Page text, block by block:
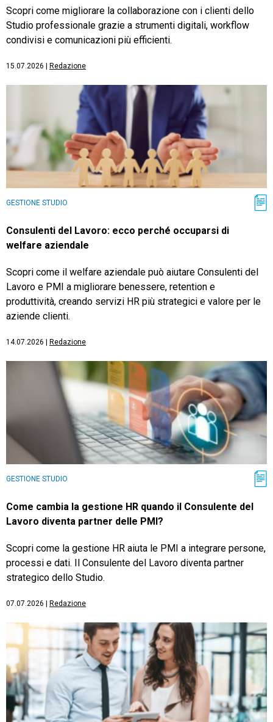
Scopri come migliorare la collaborazione con i clienti dello
Studio professionale grazie a strumenti digitali, workflow
condivisi e comunicazioni più efficienti.
15.07.2026 Redazione
GESTIONE STUDIO
Consulenti del Lavoro: ecco perché occuparsi di
welfare aziendale
Scopri come il welfare aziendale può aiutare Consulenti del
Lavoro e PMI a migliorare benessere, retention e
produttività, creando servizi HR più strategici e valore per le
aziende clienti.
14.07.2026 Redazione
GESTIONE STUDIO
Come cambia la gestione HR quando il Consulente del
Lavoro diventa partner delle PMI?
Scopri come la gestione HR aiuta le PMI a integrare persone,
processi e dati. Il Consulente del Lavoro diventa partner
strategico dello Studio.
07.07.2026 Redazione